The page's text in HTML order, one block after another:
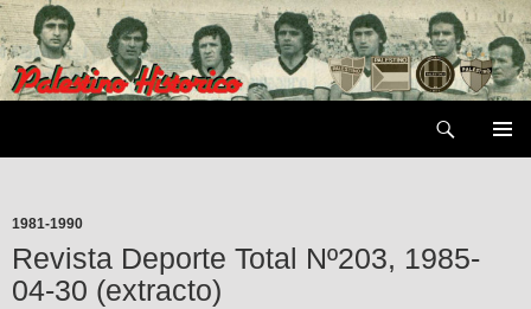
Saltar
al
contenido
1981-1990
Revista Deporte Total Nº203, 1985-
04-30 (extracto)